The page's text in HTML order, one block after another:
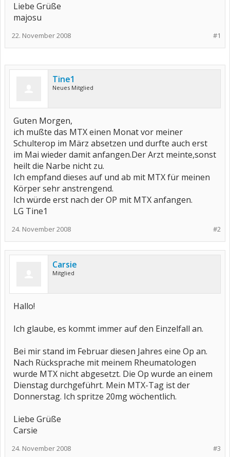
Liebe Grüße
majosu
#1
22. November 2008
Tine1
Neues Mitglied
Guten Morgen,
ich mußte das MTX einen Monat vor meiner
Schulterop im März absetzen und durfte auch erst
im Mai wieder damit anfangen.Der Arzt meinte,sonst
heilt die Narbe nicht zu.
Ich empfand dieses auf und ab mit MTX für meinen
Körper sehr anstrengend.
Ich würde erst nach der OP mit MTX anfangen.
LG Tine1
#2
24. November 2008
Carsie
Mitglied
Hallo!
Ich glaube, es kommt immer auf den Einzelfall an.
Bei mir stand im Februar diesen Jahres eine Op an.
Nach Rücksprache mit meinem Rheumatologen
wurde MTX nicht abgesetzt. Die Op wurde an einem
Dienstag durchgeführt. Mein MTX-Tag ist der
Donnerstag. Ich spritze 20mg wöchentlich.
Liebe Grüße
Carsie
#3
24. November 2008